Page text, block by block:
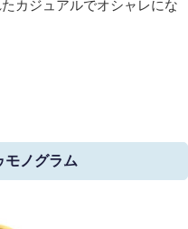
カジュアルでオシャレにな
ノグラム